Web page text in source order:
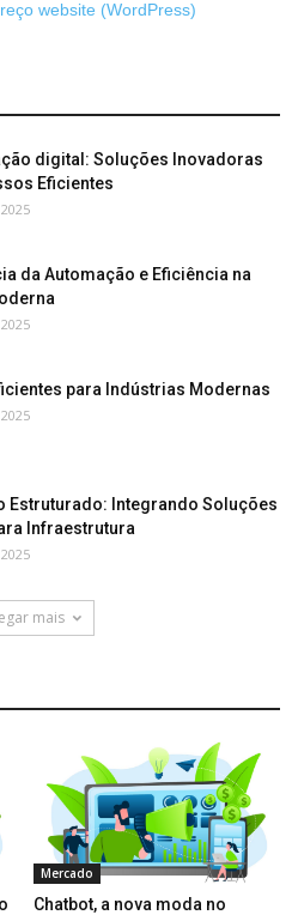
digital: Soluções Inovadoras
Eficientes
da Automação e Eficiência na
para Indústrias Modernas
Estruturado: Integrando Soluções
Infraestrutura
mais
Mercado
Chatbot, a nova moda no